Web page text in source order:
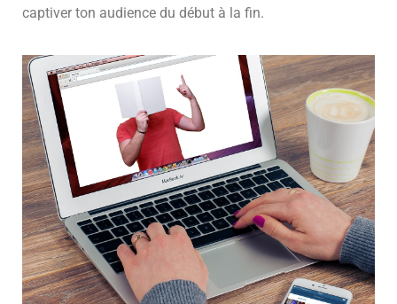
captiver ton audience du début à la fin.